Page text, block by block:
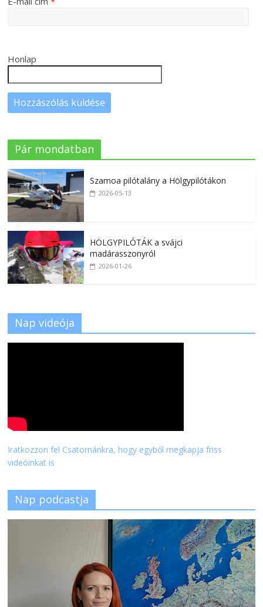
Honlap
Pár mondatban
Szamoa pilótalány a Hölgypilótákon
2026-05-13
HÖLGYPILÓTÁK a svájci
madárasszonyról
2026-01-26
Nap videója
Iratkozzon fel Csatornánkra, hogy egyből megkapja friss
videóinkat is
Nap podcastja